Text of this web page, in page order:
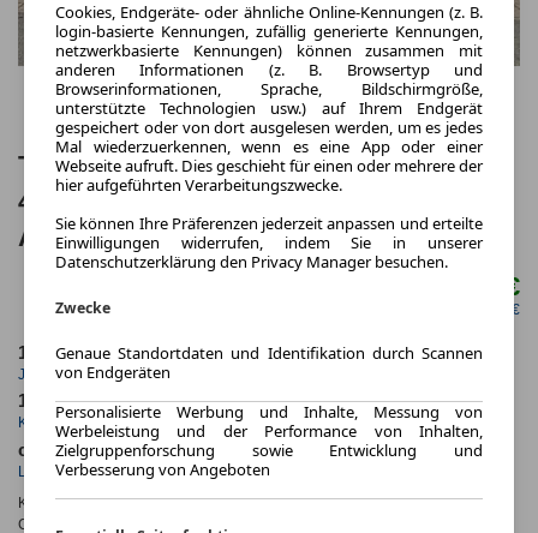
Toyota bZ4X Touring Teamplayer
4x2⚡⚡inkl. 6.000,- € BAFA Prämie als
Anzahlung⚡⚡
236,00 €
netto mtl. 198,32 €
10.000,0 km
Jahrliche Fahrleistung
36 Monate
10 km
Kilometerstand
0.4
Leasingfaktor
ca. 165 kW (224 PS)
Leistung
Elektro
Kraftstoffverbr.¹: ca. 14,0 kWh/100km(komb.)
CO
Cookies, Endgeräte- oder ähnliche Online-Kennungen (z. B.
login-basierte Kennungen, zufällig generierte Kennungen,
netzwerkbasierte Kennungen) können zusammen mit
anderen Informationen (z. B. Browsertyp und
Browserinformationen, Sprache, Bildschirmgröße,
unterstützte Technologien usw.) auf Ihrem Endgerät
gespeichert oder von dort ausgelesen werden, um es jedes
Mal wiederzuerkennen, wenn es eine App oder einer
Webseite aufruft. Dies geschieht für einen oder mehrere der
hier aufgeführten Verarbeitungszwecke.
Sie können Ihre Präferenzen jederzeit anpassen und erteilte
Einwilligungen widerrufen, indem Sie in unserer
Datenschutzerklärung den Privacy Manager besuchen.
Zwecke
Genaue Standortdaten und Identifikation durch Scannen
von Endgeräten
Personalisierte Werbung und Inhalte, Messung von
Werbeleistung und der Performance von Inhalten,
Zielgruppenforschung sowie Entwicklung und
Verbesserung von Angeboten